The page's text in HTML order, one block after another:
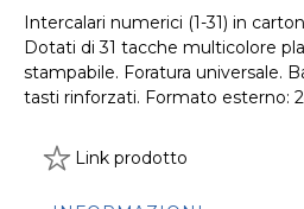
Intercalari numerici (1-31) in
Dotati di 31 tacche multicolore
stampabile. Foratura universale.
tasti rinforzati. Formato esterno:
Link prodotto